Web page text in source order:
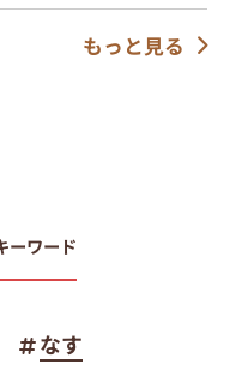
もっと見る
ーワード
なす